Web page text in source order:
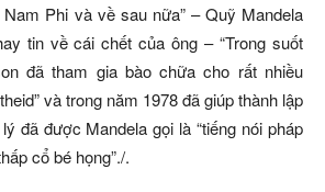
Phi và về sau nữa” – Quỹ Mandela
tin về cái chết của ông – “Trong suốt
đã tham gia bào chữa cho rất nhiều
và trong năm 1978 đã giúp thành lập
đã được Mandela gọi là “tiếng nói pháp
cổ bé họng”./.